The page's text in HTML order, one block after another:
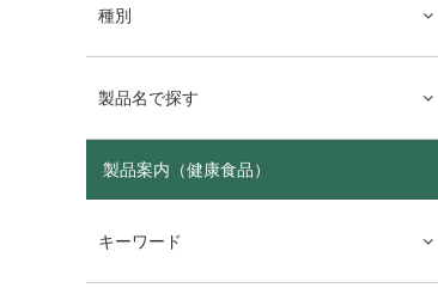
種別
製品名で探す
製品案内（健康食品）
キーワード